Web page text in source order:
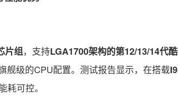
片组，支持LGA1700架构的第12/13/14代
舰级的CPU配置。测试报告显示，在搭载
耗可控。